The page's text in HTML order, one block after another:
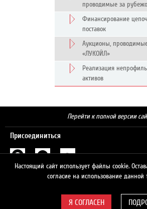
проводимые за
Финансирование
поставок
Аукционы,
«ЛУКОЙЛ»
Реализация
активов
Перейти к полной версии
Присоединиться
Настоящий сайт использует файлы cookie.
согласие на использование данной